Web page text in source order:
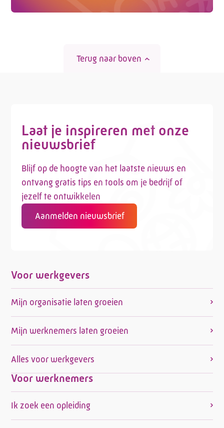
Terug naar boven
Laat je inspireren met onze
nieuwsbrief
Blijf op de hoogte van het laatste nieuws en
ontvang gratis tips en tools om je bedrijf of
jezelf te ontwikkelen
Aanmelden nieuwsbrief
Voor werkgevers
Mijn organisatie laten groeien
Mijn werknemers laten groeien
Alles voor werkgevers
Voor werknemers
Ik zoek een opleiding